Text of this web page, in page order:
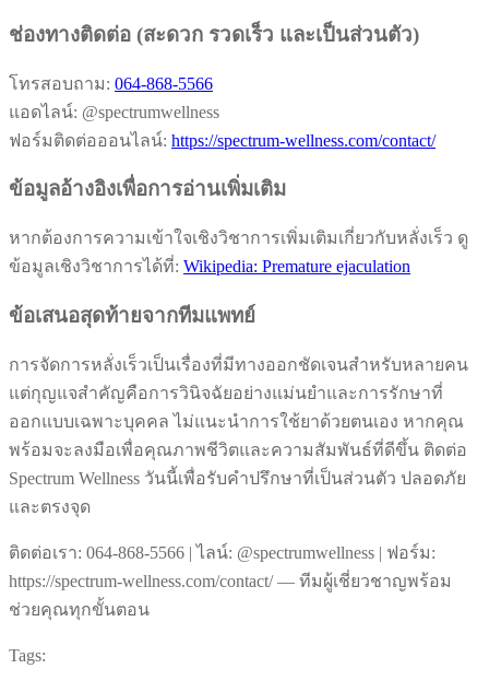
ช่องทางติดต่อ (สะดวก รวดเร็ว และเป็นส่วนตัว)
โทรสอบถาม: 064-868-5566
แอดไลน์: @spectrumwellness
ฟอร์มติดต่อออนไลน์: https://spectrum-wellness.com/contact/
ข้อมูลอ้างอิงเพื่อการอ่านเพิ่มเติม
หากต้องการความเข้าใจเชิงวิชาการเพิ่มเติมเกี่ยวกับหลั่งเร็ว ดู
ข้อมูลเชิงวิชาการได้ที่: Wikipedia: Premature ejaculation
ข้อเสนอสุดท้ายจากทีมแพทย์
การจัดการหลั่งเร็วเป็นเรื่องที่มีทางออกชัดเจนสำหรับหลายคน
แต่กุญแจสำคัญคือการวินิจฉัยอย่างแม่นยำและการรักษาที่
ออกแบบเฉพาะบุคคล ไม่แนะนำการใช้ยาด้วยตนเอง หากคุณ
พร้อมจะลงมือเพื่อคุณภาพชีวิตและความสัมพันธ์ที่ดีขึ้น ติดต่อ
Spectrum Wellness วันนี้เพื่อรับคำปรึกษาที่เป็นส่วนตัว ปลอดภัย
และตรงจุด
ติดต่อเรา: 064-868-5566 | ไลน์: @spectrumwellness | ฟอร์ม:
https://spectrum-wellness.com/contact/ — ทีมผู้เชี่ยวชาญพร้อม
ช่วยคุณทุกขั้นตอน
Tags: